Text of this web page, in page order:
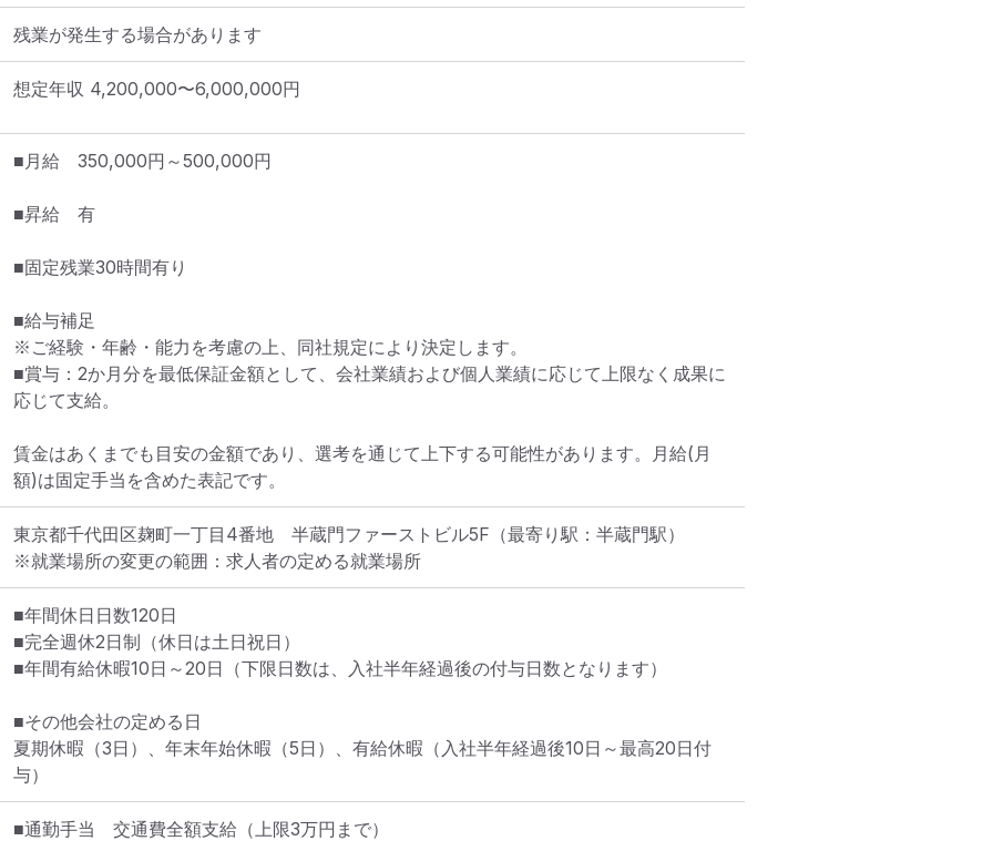
残業が発生する場合があります
想定年収 4,200,000〜6,000,000円
■月給　350,000円～500,000円
■昇給　有
■固定残業30時間有り
■給与補足
※ご経験・年齢・能力を考慮の上、同社規定により決定します。
■賞与：2か月分を最低保証金額として、会社業績および個人業績に応じて上限なく成果に
応じて支給。
賃金はあくまでも目安の金額であり、選考を通じて上下する可能性があります。月給(月
額)は固定手当を含めた表記です。
東京都千代田区麹町一丁目4番地　半蔵門ファーストビル5F （最寄り駅：半蔵門駅）
※就業場所の変更の範囲：求人者の定める就業場所
■年間休日日数120日
■完全週休2日制（休日は土日祝日）
■年間有給休暇10日～20日（下限日数は、入社半年経過後の付与日数となります）
■その他会社の定める日
夏期休暇（3日）、年末年始休暇（5日）、有給休暇（入社半年経過後10日～最高20日付
与）
■通勤手当　交通費全額支給（上限3万円まで）